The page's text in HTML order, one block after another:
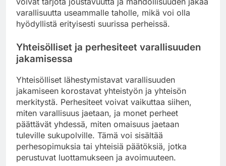
varallisuutta useammalle taholle, mikä voi olla
hyödyllistä erityisesti suurissa perheissä.
Yhteisölliset ja perhesiteet varallisuuden
jakamisessa
Yhteisölliset lähestymistavat varallisuuden
jakamiseen korostavat yhteistyön ja yhteisön
merkitystä. Perhesiteet voivat vaikuttaa siihen,
miten varallisuus jaetaan, ja monet perheet
päättävät yhdessä, miten omaisuus jaetaan
tuleville sukupolville. Tämä voi sisältää
perhesopimuksia tai yhteisiä päätöksiä, jotka
perustuvat luottamukseen ja avoimuuteen.